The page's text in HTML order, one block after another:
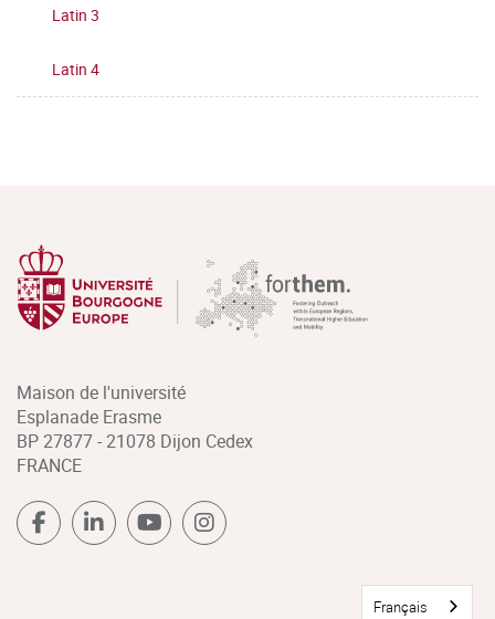
Latin 3
Latin 4
Maison de l'université
Esplanade Erasme
BP 27877 - 21078 Dijon Cedex
FRANCE
Français